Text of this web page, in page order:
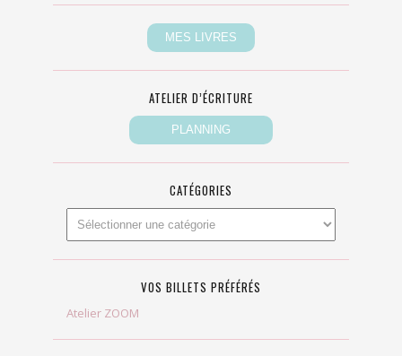
ATELIER D’ÉCRITURE
CATÉGORIES
VOS BILLETS PRÉFÉRÉS
Atelier ZOOM